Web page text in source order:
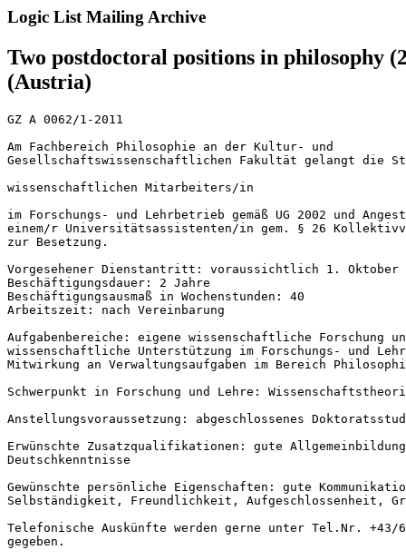
Logic List Mailing Archive
Two postdoctoral positions in philosophy
(Austria)
GZ A 0062/1-2011
Am Fachbereich Philosophie an der Kultur- und
Gesellschaftswissenschaftlichen Fakultät gelangt die
wissenschaftlichen Mitarbeiters/in
im Forschungs- und Lehrbetrieb gemäß UG 2002 und
einem/r Universitätsassistenten/in gem. § 26
zur Besetzung.
Vorgesehener Dienstantritt: voraussichtlich 1. Oktober
Beschäftigungsdauer: 2 Jahre
Beschäftigungsausmaß in Wochenstunden: 40
Arbeitszeit: nach Vereinbarung
Aufgabenbereiche: eigene wissenschaftliche Forschung
wissenschaftliche Unterstützung im Forschungs- und
Mitwirkung an Verwaltungsaufgaben im Bereich
Schwerpunkt in Forschung und Lehre:
Anstellungsvoraussetzung: abgeschlossenes
Erwünschte Zusatzqualifikationen: gute
Deutschkenntnisse
Gewünschte persönliche Eigenschaften: gute
Selbständigkeit, Freundlichkeit, Aufgeschlossenheit,
Telefonische Auskünfte werden gerne unter Tel.Nr. +43/
gegeben.